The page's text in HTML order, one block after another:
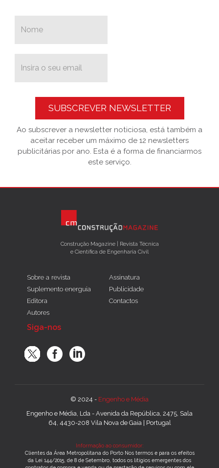
SUBSCREVER NEWSLETTER
Ao subscrever a newsletter noticiosa, está também a
aceitar receber um máximo de 12 newsletters
publicitárias por ano. Esta é a forma de financiarmos
este serviço.
Construção Magazine | Revista Técnica
e Científica de Engenharia Civil
Sobre a revista
Suplemento energuia
Editora
Autores
Assinatura
Publicidade
Contactos
Siga-nos
© 2024 - Engenho e Média
Engenho e Média, Lda - Avenida da República, 2475, Sala
64, 4430-208 Vila Nova de Gaia | Portugal
Informação ao consumidor:
Clientes da Área Metropolitana do Porto Nos termos e para os efeitos
da Lei 144/2015, de 8 de Setembro, todos os litígios emergentes dos